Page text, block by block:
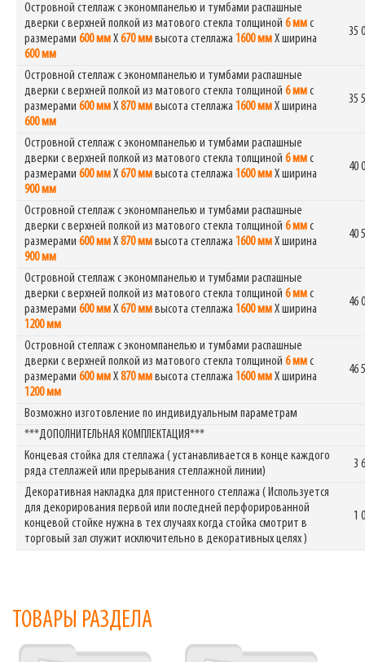
Островной стеллаж с экономпанелью и тумбами распашные
дверки с верхней полкой из матового стекла толщиной 6 ммс
размерами 600 ммХ670 ммвысота стеллажа 1600 ммХ ширина
600 мм
35
Островной стеллаж с экономпанелью и тумбами распашные
дверки с верхней полкой из матового стекла толщиной 6 ммс
размерами 600 ммХ870 ммвысота стеллажа 1600 ммХ ширина
600 мм
35
Островной стеллаж с экономпанелью и тумбами распашные
дверки с верхней полкой из матового стекла толщиной 6 ммс
размерами 600 ммХ670 ммвысота стеллажа 1600 ммХ ширина
900 мм
40
Островной стеллаж с экономпанелью и тумбами распашные
дверки с верхней полкой из матового стекла толщиной 6 ммс
размерами 600 ммХ870 ммвысота стеллажа 1600 ммХ ширина
900 мм
40
Островной стеллаж с экономпанелью и тумбами распашные
дверки с верхней полкой из матового стекла толщиной 6 ммс
размерами 600 ммХ670 ммвысота стеллажа 1600 ммХ ширина
1200 мм
46
Островной стеллаж с экономпанелью и тумбами распашные
дверки с верхней полкой из матового стекла толщиной 6 ммс
размерами 600 ммХ870 ммвысота стеллажа 1600 ммХ ширина
1200 мм
46
Возможно изготовление по индивидуальным параметрам
***ДОПОЛНИТЕЛЬНАЯ КОМПЛЕКТАЦИЯ***
Концевая стойка для стеллажа ( устанавливается в конце каждого
ряда стеллажей или прерывания стеллажной линии)
3
Декоративная накладка для пристенного стеллажа ( Используется
для декорирования первой или последней перфорированной
концевой стойке нужна в тех случаях когда стойка смотрит в
торговый зал служит исключительно в декоративных целях )
1
ТОВАРЫ РАЗДЕЛА